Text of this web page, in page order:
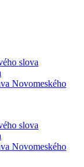
slova
Novomeského
slova
Novomeského